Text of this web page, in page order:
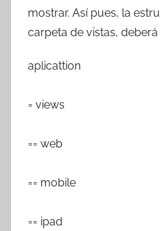
mostrar. Así pues, la
carpeta de vistas, deberá
aplicattion
= views
== web
== mobile
== ipad